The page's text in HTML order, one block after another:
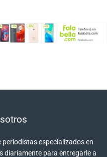
especializados en
diariamente para entregarle a